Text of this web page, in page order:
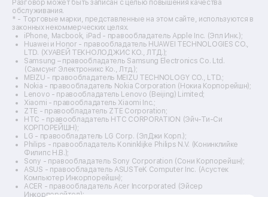
Ремонт эхолотов
Ремонт 3d-принтеров
Ремонт прицелов ночного видения
Ремонт винных шкафов
Ремонт выпрямителей
Ремонт сушилок для рук
Ремонт дальномеров
Ремонт снегоуборщиков
Разговор может быть записан с целью повышения качества
обслуживания.
* - Торговые марки, представленные на этом сайте, используются в
законных некоммерческих целях.
iPhone, Macbook, iPad - правообладатель Apple Inc. (Эпл Инк.);
Huawei и Honor - правообладатель HUAWEI TECHNOLOGIES CO.,
LTD. (ХУАВЕЙ ТЕКНОЛОДЖИС КО., ЛТД.);
Samsung – правообладатель Samsung Electronics Co. Ltd.
(Самсунг Электроникс Ко., Лтд.);
MEIZU - правообладатель MEIZU TECHNOLOGY CO., LTD.;
Nokia - правообладатель Nokia Corporation (Нокиа Корпорейшн);
Lenovo - правообладатель Lenovo (Beijing) Limited;
Xiaomi - правообладатель Xiaomi Inc.;
ZTE - правообладатель ZTE Corporation;
HTC - правообладатель HTC CORPORATION (Эйч-Ти-Си
КОРПОРЕЙШН);
LG - правообладатель LG Corp. (ЭлДжи Корп.);
Philips - правообладатель Koninklijke Philips N.V. (Конинклийке
Филипс Н.В.);
Sony - правообладатель Sony Corporation (Сони Корпорейшн);
ASUS - правообладатель ASUSTeK Computer Inc. (Асустек
Компьютер Инкорпорейшн);
ACER - правообладатель Acer Incorporated (Эйсер
Инкорпорейтед);